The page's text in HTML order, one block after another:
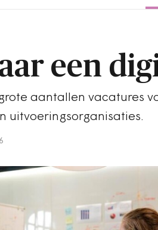
een
aantallen vacatures
uitvoeringsorganisaties.